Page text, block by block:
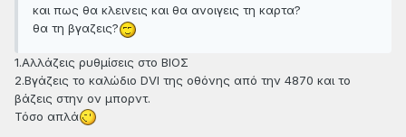
και πως θα κλεινεις και θα ανοιγεις τη καρτα?
θα τη βγαζεις?
1.Αλλάζεις ρυθμίσεις στο ΒΙΟΣ
2.Βγάζεις το καλώδιο DVI της οθόνης από την 4870 και τo
βάζεις στην ον μπορντ.
Τόσο απλά